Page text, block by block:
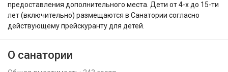
предоставления дополнительного места. Дети от 4-х до 15-ти
лет (включительно) размещаются в Санатории согласно
действующему прейскуранту для детей.
О санатории